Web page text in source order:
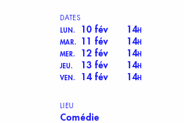
DATES
LUN.
10 fév 14H
MAR.
11 fév 14H
MER.
12 fév 14H
JEU.
13 fév 14H
VEN.
14 fév 14H
LIEU
Comédie